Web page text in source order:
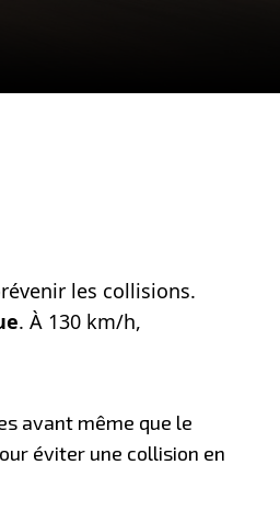
les collisions.
. À 130 km/h,
avant même que le
éviter une collision en